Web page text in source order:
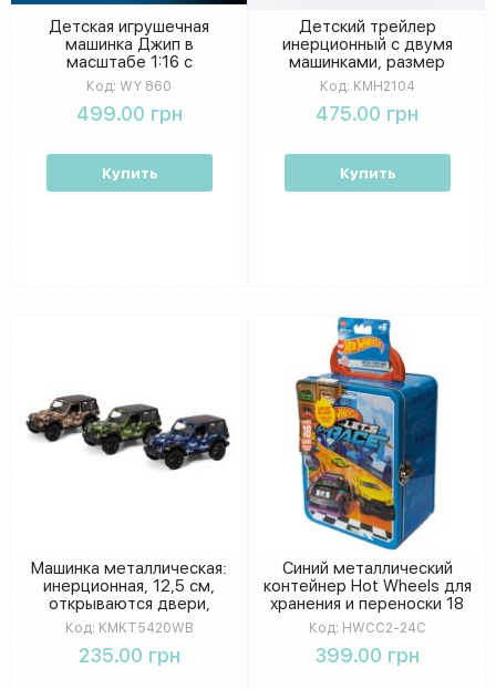
Детская игрушечная
машинка Джип в
масштабе 1:16 с
инерционным
механизмом, звуковые
эффекты и подсветка,
коробке
Код: WY 860
499.00 грн
Купить
Детский трейлер
инерционный с двумя
машинками, размер
трейлера 27 см, упаковка
31×16×11 см
Код: KMH2104
475.00 грн
Купить
Машинка металлическая:
инерционная, 12,5 см,
открываются двери,
резиновые колеса, в
коробке 16-7-8 см
KMKT5420WB
Код: KMKT5420WB
235.00 грн
Синий металлический
контейнер Hot Wheels для
хранения и переноски 18
машинок
Код: HWCC2-24C
399.00 грн